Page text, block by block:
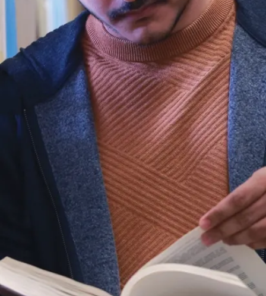
équivalence
pour leurs
études
collégiales
antérieures.
Afin d’être
admissible au
programme,
l’infirmier-ère
autorisé-e doit
détenir un
Certificat de
compétences
pour infirmier-
ère autorisé-e
de l'Ordre des
infirmières et
infirmiers d'une